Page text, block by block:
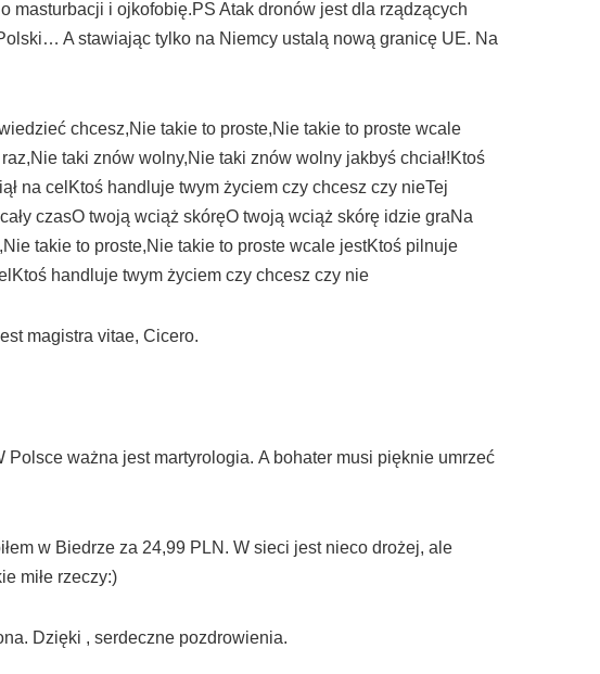
masturbacji i ojkofobię.PS Atak dronów jest dla rządzących
A stawiając tylko na Niemcy ustalą nową granicę UE. Na
chcesz,Nie takie to proste,Nie takie to proste wcale
taki znów wolny,Nie taki znów wolny jakbyś chciał!Ktoś
na celKtoś handluje twym życiem czy chcesz czy nieTej
czasO twoją wciąż skóręO twoją wciąż skórę idzie graNa
takie to proste,Nie takie to proste wcale jestKtoś pilnuje
handluje twym życiem czy chcesz czy nie
magistra vitae, Cicero.
ważna jest martyrologia. A bohater musi pięknie umrzeć
w Biedrze za 24,99 PLN. W sieci jest nieco drożej, ale
miłe rzeczy:)
Dzięki , serdeczne pozdrowienia.